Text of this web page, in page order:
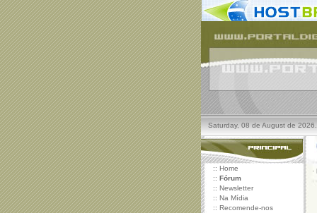
Saturday, 08 de August de 2026.
:: Home
:: Fórum
:: Newsletter
:: Na Mídia
:: Recomende-nos
·